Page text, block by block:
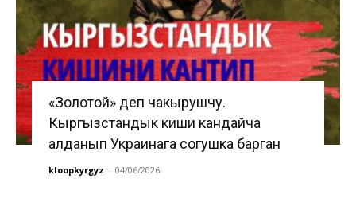
«Золотой» деп чакырушчу.
Кыргызстандык киши кандайча
алданып Украинага согушка барган
kloopkyrgyz - 04/06/2026